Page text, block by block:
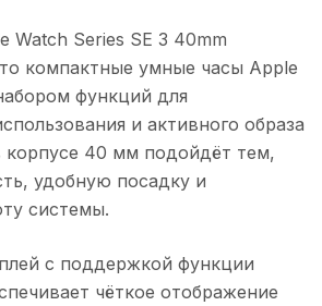
Watch Series SE 3 40mm
компактные умные часы Apple
функций для
и активного образа
40 мм подойдёт тем,
удобную посадку и
системы.
с поддержкой функции
чёткое отображение